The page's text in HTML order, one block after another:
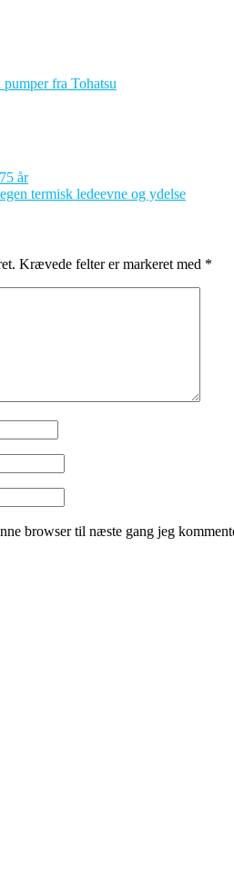
fra Tohatsu
år
termisk ledeevne og ydelse
Krævede felter er markeret med *
browser til næste gang jeg